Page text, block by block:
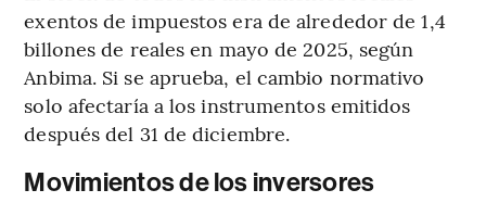
exentos de impuestos era de alrededor de 1,4
billones de reales en mayo de 2025, según
Anbima. Si se aprueba, el cambio normativo
solo afectaría a los instrumentos emitidos
después del 31 de diciembre.
Movimientos de los inversores